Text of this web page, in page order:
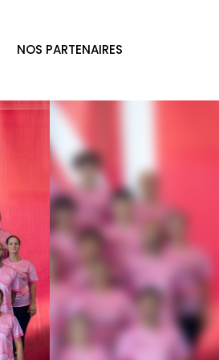
NOS PARTENAIRES